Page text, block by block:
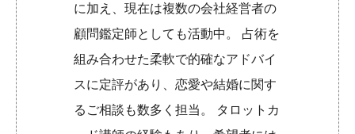
に加え、現在は複数の会社経営者の
顧問鑑定師としても活動中。 占術を
組み合わせた柔軟で的確なアドバイ
スに定評があり、恋愛や結婚に関す
るご相談も数多く担当。 タロットカ